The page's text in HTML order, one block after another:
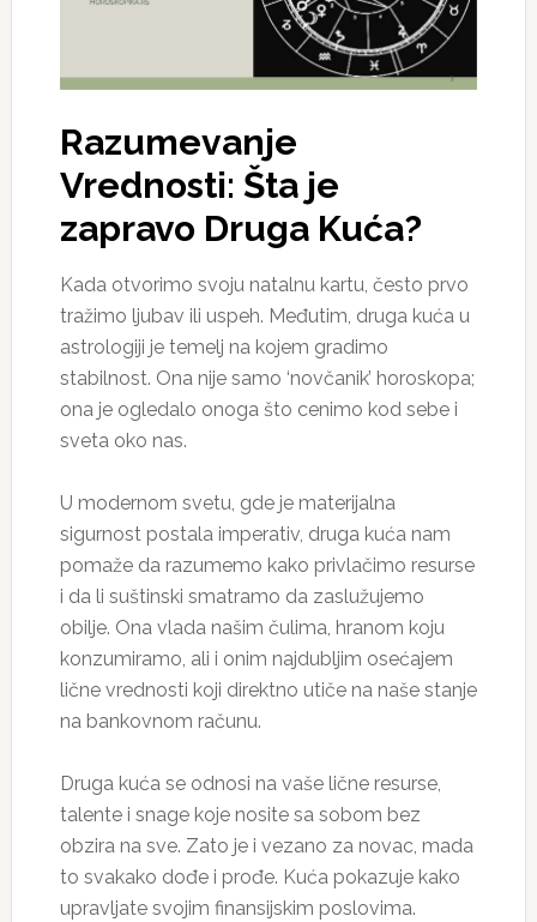
Razumevanje
Vrednosti: Šta je
zapravo Druga Kuća?
Kada otvorimo svoju natalnu kartu, često prvo
tražimo ljubav ili uspeh. Međutim, druga kuća u
astrologiji je temelj na kojem gradimo
stabilnost. Ona nije samo ‘novčanik’ horoskopa;
ona je ogledalo onoga što cenimo kod sebe i
sveta oko nas.
U modernom svetu, gde je materijalna
sigurnost postala imperativ, druga kuća nam
pomaže da razumemo kako privlačimo resurse
i da li suštinski smatramo da zaslužujemo
obilje. Ona vlada našim čulima, hranom koju
konzumiramo, ali i onim najdubljim osećajem
lične vrednosti koji direktno utiče na naše stanje
na bankovnom računu.
Druga kuća se odnosi na vaše lične resurse,
talente i snage koje nosite sa sobom bez
obzira na sve. Zato je i vezano za novac, mada
to svakako dođe i prođe. Kuća pokazuje kako
upravljate svojim finansijskim poslovima.